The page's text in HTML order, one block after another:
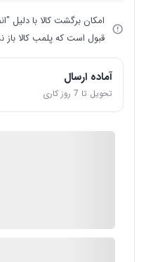
امکان برگشت کالا با دلیل
قبول است که پلمب کالا باز
آماده ارسال
تحویل تا 7 روز کاری